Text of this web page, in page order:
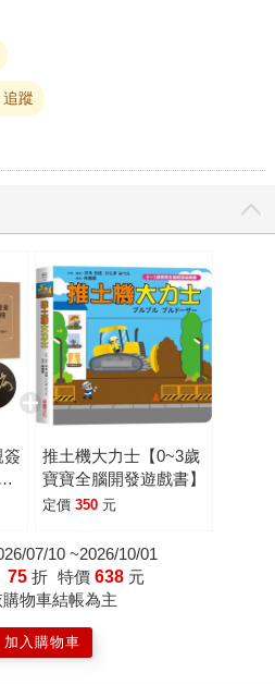
追蹤
簽
長
推土機大力士【0~3歲
寶寶全腦開發遊戲書】
定價 350 元
07/10 ~2026/10/01
75 折 特價 638 元
物車結帳為主
加入購物車